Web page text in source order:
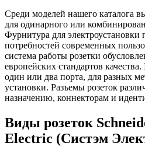
Среди моделей нашего каталога
для одинарного или
Фурнитура для электроустановки
потребностей современных
система работы розетки
европейских стандартов
один или два порта, для разных
установки. Разъемы розеток
назначению, коннекторам и
Виды розеток
Electric (Систэм